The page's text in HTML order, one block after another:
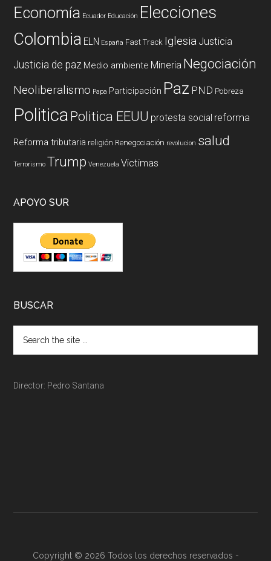
Economía Ecuador Educación Elecciones
Colombia ELN España Fast Track Iglesia Justicia
Justicia de paz Medio ambiente Mineria Negociación
Neoliberalismo Papa Participación Paz PND Pobreza
PoliticaPolitica EEUU protesta social reforma
Reforma tributaria religión Renegociación revolucion salud
Terrorismo Trump Venezuela Victimas
APOYO SUR
BUSCAR
Director: Pedro Santana
Copyright © 2026 Todos los derechos reservados -